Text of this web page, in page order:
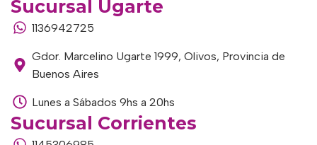
Sucursal Ugarte
1136942725
Gdor. Marcelino Ugarte 1999, Olivos, Provincia de
Buenos Aires
Lunes a Sábados 9hs a 20hs
Sucursal Corrientes